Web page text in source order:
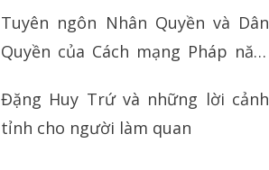
Tuyên ngôn Nhân Quyền và Dân
Quyền của Cách mạng Pháp năm
Đặng Huy Trứ và những lời cảnh
tỉnh cho người làm quan